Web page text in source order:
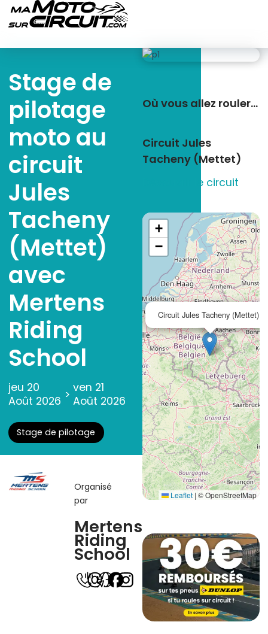
Stage de
pilotage
moto au
circuit
Jules
Tacheny
(Mettet)
avec
Mertens
Riding
School
jeu 20
Août 2026 > ven 21
Août 2026
Stage de pilotage
Organisé
par
Mertens
Riding
School
Où vous allez rouler…
Circuit Jules
Tacheny (Mettet)
Découvrir le circuit
Circuit Jules Tacheny (Mettet)
+
−
Leaflet | © OpenStreetMap